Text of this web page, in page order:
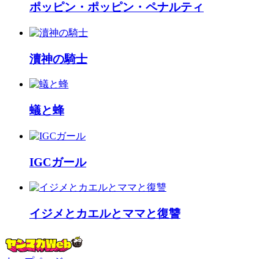
ポッピン・ポッピン・ペナルティ
瀆神の騎士
蟻と蜂
IGCガール
イジメとカエルとママと復讐